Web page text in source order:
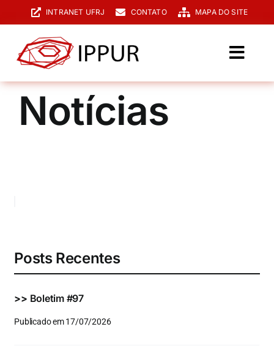
para
conteúdo
INTRANET UFRJ CONTATO MAPA DO SITE
O IPPUR
Graduação
Eventos e Certificados
Notícias
Posts Recentes
>> Boletim #97
Publicado em 17/07/2026